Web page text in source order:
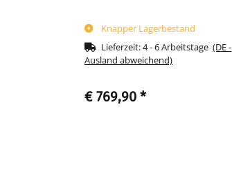
Knapper Lagerbestand
Lieferzeit:4 - 6 Arbeitstage(DE -
Ausland abweichend)
€ 769,90 *